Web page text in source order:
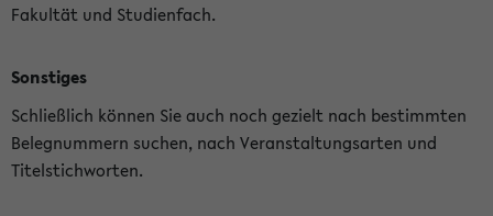
Fakultät und Studienfach.
Sonstiges
Schließlich können Sie auch noch gezielt nach bestimmten
Belegnummern suchen, nach Veranstaltungsarten und
Titelstichworten.